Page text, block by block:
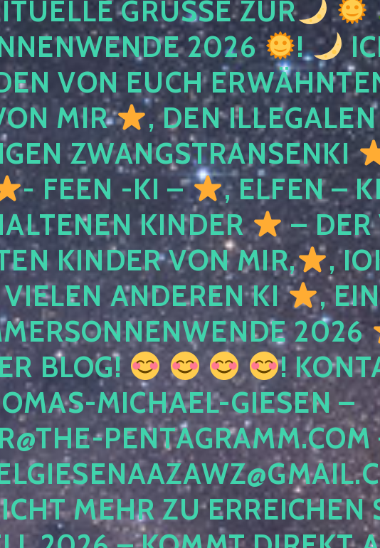
GRÜSSE ZUR
2026
!
VON EUCH
MIR
, DEN ILLEGALEN
ZWANGSTRANSENKI
- FEEN -KI –
, ELFEN –
KINDER
– DER
KINDER VON MIR,
,
ANDEREN KI
,
2026
BLOG!
!
MICHAEL-GIESEN –
PENTAGRAMM.COM
MEHR ZU ERREICHEN